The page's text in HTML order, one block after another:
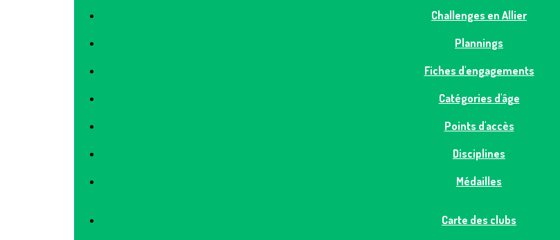
Challenges en Allier
Plannings
Fiches d'engagements
Catégories d'âge
Points d'accès
Disciplines
Médailles
Carte des clubs